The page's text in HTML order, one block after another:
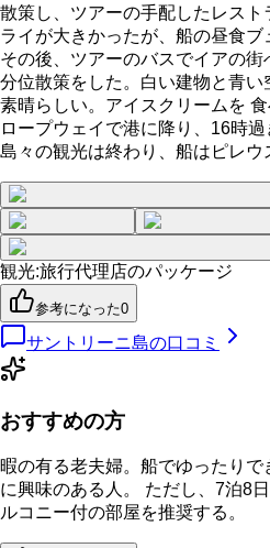
散策し、ツアーの手配したレス
ライが大きかったが、船の昼食ブ
その後、ツアーのバスでイアの
分位散策をした。白い建物と青
素晴らしい。アイスクリームを
ロープウェイで港に降り、16時
島々の観光は終わり、船はピレウ
観光:旅行代理店のパッケージ
参考になった0
サントリーニ島の口コミ
おすすめの方
暇の有る老夫婦。船でゆったり
に興味のある人。 ただし、7泊8
ルコニー付の部屋を推奨する。